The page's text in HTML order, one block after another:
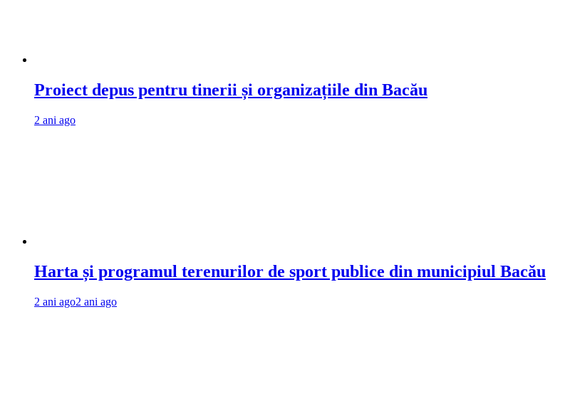
Proiect depus pentru tinerii și organizațiile din Bacău
2 ani ago
Harta și programul terenurilor de sport publice din municipiul Bacău
2 ani ago2 ani ago